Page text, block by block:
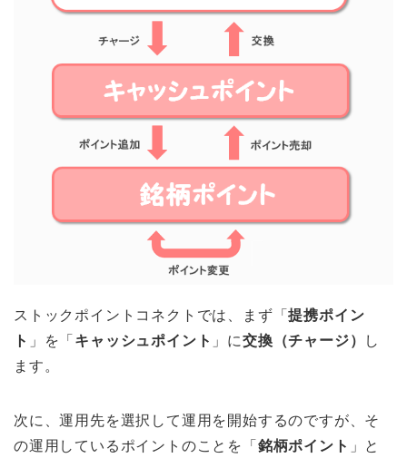
ストックポイントコネクトでは、まず「提携ポイン
ト 」を「 キャッシュポイント 」に交換（チャージ）
し
ます。
次に、運用先を選択して運用を開始するのですが、そ
の運用しているポイントのことを「 銘柄ポイント 」と